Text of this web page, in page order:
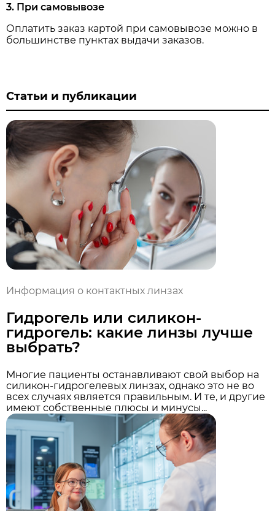
3. При самовывозе
Оплатить заказ картой при самовывозе можно в
большинстве пунктах выдачи заказов.
Статьи и публикации
Информация о контактных линзах
Гидрогель или силикон-
гидрогель: какие линзы лучше
выбрать?
Многие пациенты останавливают свой выбор на
силикон-гидрогелевых линзах, однако это не во
всех случаях является правильным. И те, и другие
имеют собственные плюсы и минусы...